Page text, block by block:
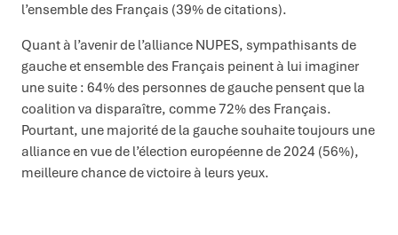
l’ensemble des Français (39% de citations).
Quant à l’avenir de l’alliance NUPES, sympathisants de
gauche et ensemble des Français peinent à lui imaginer
une suite : 64% des personnes de gauche pensent que la
coalition va disparaître, comme 72% des Français.
Pourtant, une majorité de la gauche souhaite toujours une
alliance en vue de l’élection européenne de 2024 (56%),
meilleure chance de victoire à leurs yeux.